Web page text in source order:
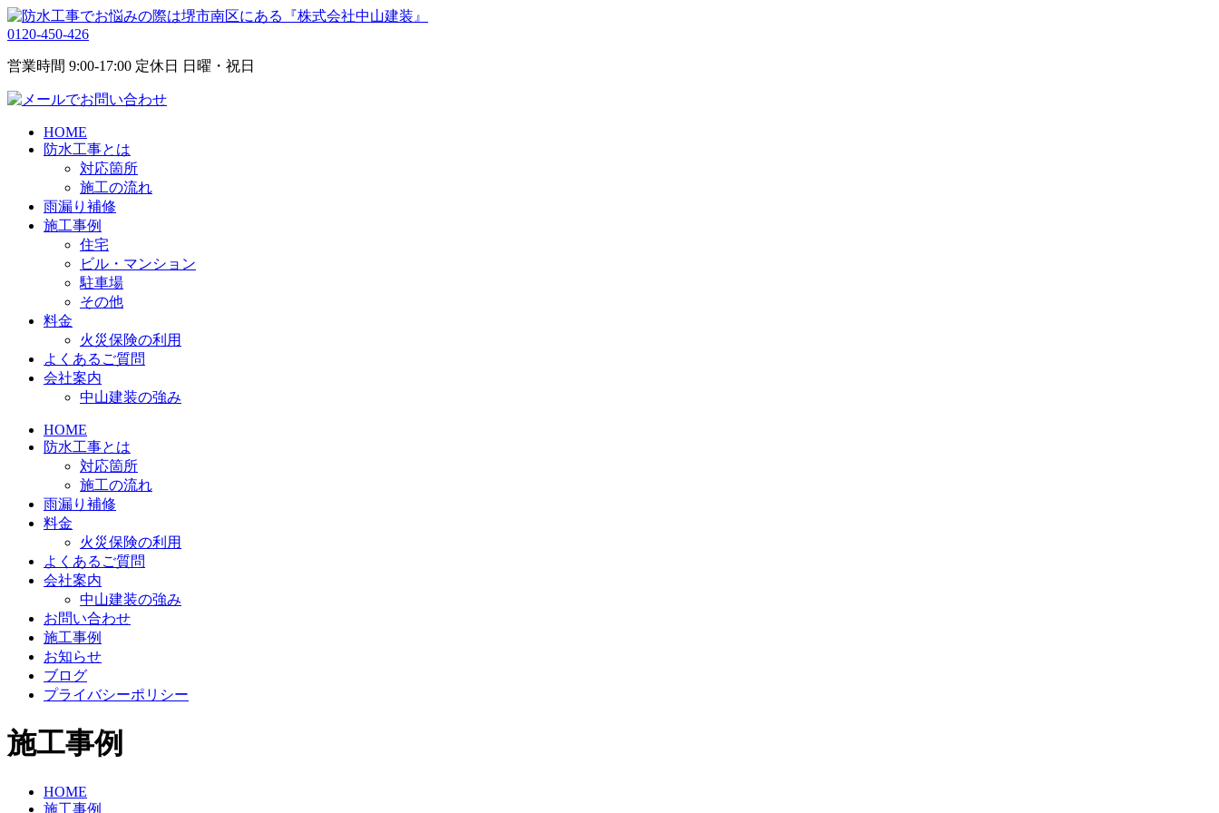
0120-450-426
営業時間 9:00-17:00 定休日 日曜・祝日
HOME
防水工事とは
対応箇所
施工の流れ
雨漏り補修
施工事例
住宅
ビル・マンション
駐車場
その他
料金
火災保険の利用
よくあるご質問
会社案内
中山建装の強み
HOME
防水工事とは
対応箇所
施工の流れ
雨漏り補修
料金
火災保険の利用
よくあるご質問
会社案内
中山建装の強み
お問い合わせ
施工事例
お知らせ
ブログ
プライバシーポリシー
施工事例
HOME
施工事例